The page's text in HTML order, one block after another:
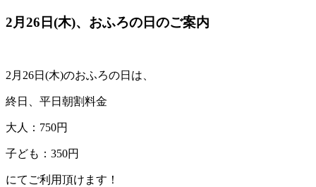
2月26日(木)、おふろの日のご案内
2月26日(木)のおふろの日は、
終日、平日朝割料金
大人：750円
子ども：350円
にてご利用頂けます！